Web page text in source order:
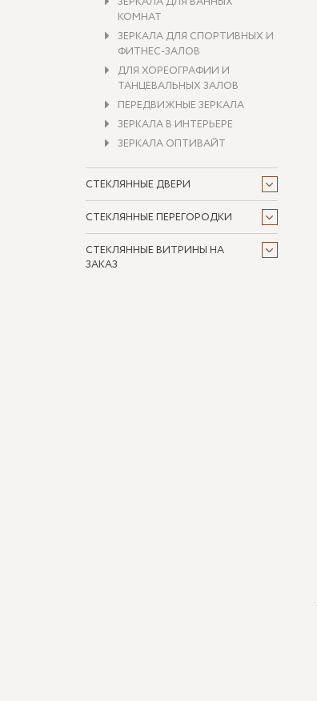
КОМНАТ
ЗЕРКАЛА ДЛЯ СПОРТИВНЫХ И
ФИТНЕС-ЗАЛОВ
ДЛЯ ХОРЕОГРАФИИ И
ТАНЦЕВАЛЬНЫХ ЗАЛОВ
ПЕРЕДВИЖНЫЕ ЗЕРКАЛА
ЗЕРКАЛА В ИНТЕРЬЕРЕ
ЗЕРКАЛА ОПТИВАЙТ
СТЕКЛЯННЫЕ ДВЕРИ
СТЕКЛЯННЫЕ ПЕРЕГОРОДКИ
СТЕКЛЯННЫЕ ВИТРИНЫ НА
ЗАКАЗ